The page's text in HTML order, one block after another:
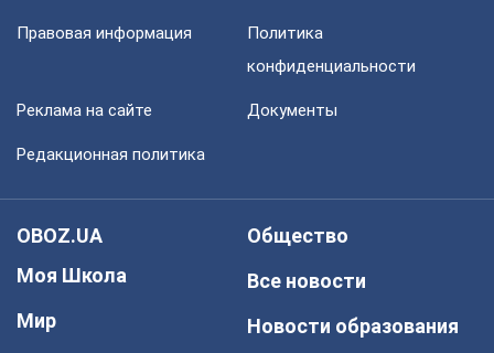
Правовая информация
Политика
конфиденциальности
Реклама на сайте Документы
Редакционная политика
OBOZ.UA
Моя Школа
Мир
Общество
Все новости
Новости образования